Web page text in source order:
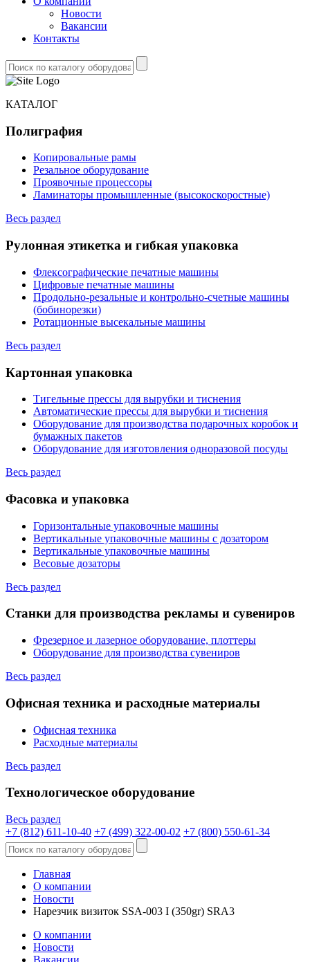
Новости
Вакансии
Контакты
КАТАЛОГ
Полиграфия
Копировальные рамы
Резальное оборудование
Проявочные процессоры
Ламинаторы промышленные (высокоскоростные)
Весь раздел
Рулонная этикетка и гибкая упаковка
Флексографические печатные машины
Цифровые печатные машины
Продольно-резальные и контрольно-счетные машины
(бобинорезки)
Ротационные высекальные машины
Весь раздел
Картонная упаковка
Тигельные прессы для вырубки и тиснения
Автоматические прессы для вырубки и тиснения
Оборудование для производства подарочных коробок и
бумажных пакетов
Оборудование для изготовления одноразовой посуды
Весь раздел
Фасовка и упаковка
Горизонтальные упаковочные машины
Вертикальные упаковочные машины с дозатором
Вертикальные упаковочные машины
Весовые дозаторы
Весь раздел
Станки для производства рекламы и сувениров
Фрезерное и лазерное оборудование, плоттеры
Оборудование для производства сувениров
Весь раздел
Офисная техника и расходные материалы
Офисная техника
Расходные материалы
Весь раздел
Технологическое оборудование
Весь раздел
+7 (812) 611-10-40 +7 (499) 322-00-02 +7 (800) 550-61-34
Главная
О компании
Новости
Нарезчик визиток SSA-003 I (350gr) SRA3
О компании
Новости
Вакансии